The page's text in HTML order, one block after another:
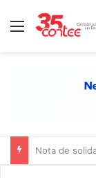
Menu
Nota de